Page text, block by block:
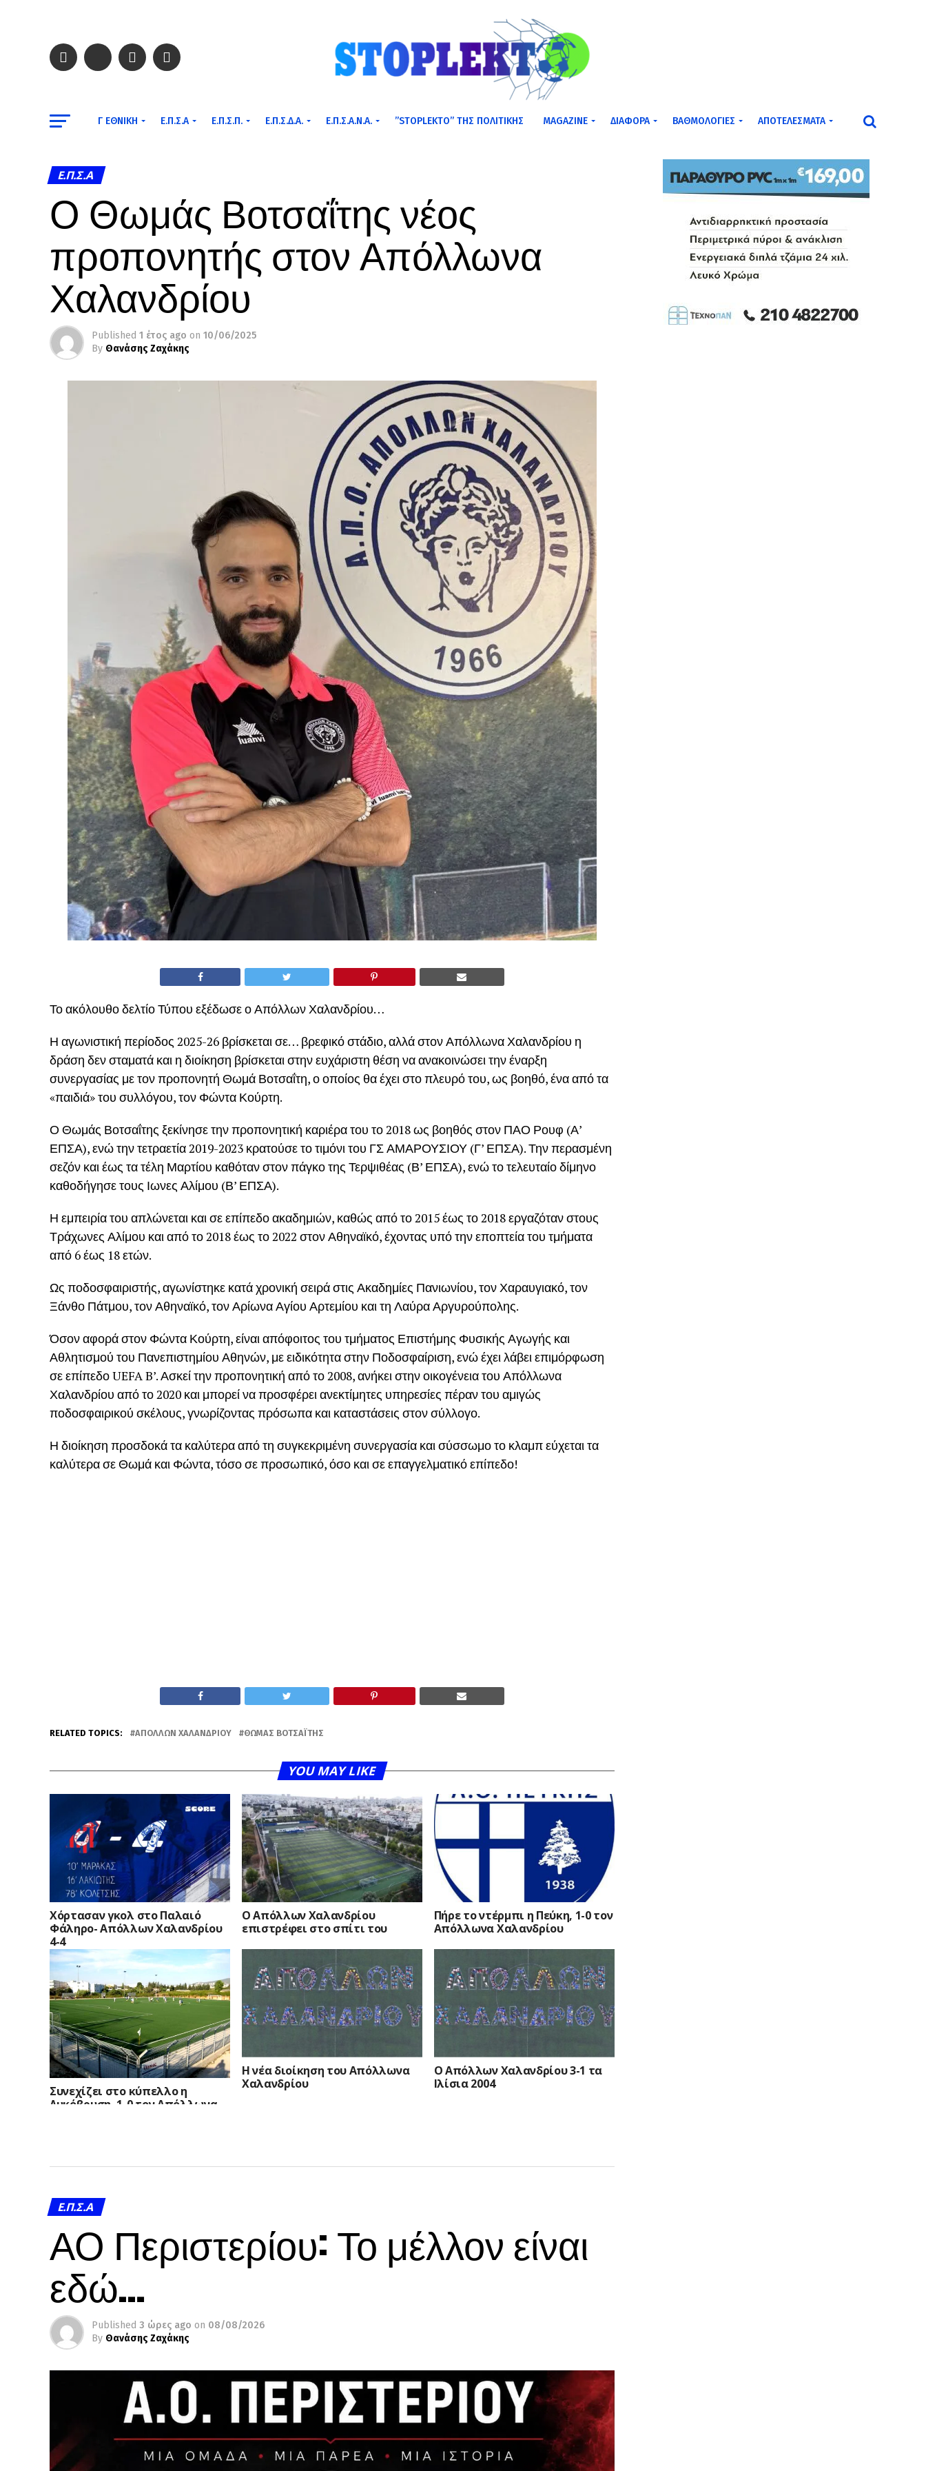
Γ ΕΘΝΙΚΉ Ε.Π.Σ.Α Ε.Π.Σ.Π. Ε.Π.Σ.Δ.Α. Ε.Π.Σ.Α.Ν.Α. ”STOPLEKTO” ΤΗΣ ΠΟΛΙΤΙΚΗΣ MAGAZINE ΔΙΆΦΟΡΑ ΒΑΘΜΟΛΟΓΊΕΣ ΑΠΟΤΕΛΈΣΜΑΤΑ
Ε.Π.Σ.Α
Ο Θωμάς Βοτσαΐτης νέος
προπονητής στον Απόλλωνα
Χαλανδρίου
Published 1 έτος ago on 10/06/2025
By Θανάσης Ζαχάκης
Το ακόλουθο δελτίο Τύπου εξέδωσε ο Απόλλων Χαλανδρίου…
Η αγωνιστική περίοδος 2025-26 βρίσκεται σε… βρεφικό στάδιο, αλλά στον Απόλλωνα Χαλανδρίου η
δράση δεν σταματά και η διοίκηση βρίσκεται στην ευχάριστη θέση να ανακοινώσει την έναρξη
συνεργασίας με τον προπονητή Θωμά Βοτσαΐτη, ο οποίος θα έχει στο πλευρό του, ως βοηθό, ένα από τα
«παιδιά» του συλλόγου, τον Φώντα Κούρτη.
Ο Θωμάς Βοτσαΐτης ξεκίνησε την προπονητική καριέρα του το 2018 ως βοηθός στον ΠΑΟ Ρουφ (Α’
ΕΠΣΑ), ενώ την τετραετία 2019-2023 κρατούσε το τιμόνι του ΓΣ ΑΜΑΡΟΥΣΙΟΥ (Γ’ ΕΠΣΑ). Την περασμένη
σεζόν και έως τα τέλη Μαρτίου καθόταν στον πάγκο της Τερψιθέας (Β’ ΕΠΣΑ), ενώ το τελευταίο δίμηνο
καθοδήγησε τους Ιωνες Αλίμου (Β’ ΕΠΣΑ).
Η εμπειρία του απλώνεται και σε επίπεδο ακαδημιών, καθώς από το 2015 έως το 2018 εργαζόταν στους
Τράχωνες Αλίμου και από το 2018 έως το 2022 στον Αθηναϊκό, έχοντας υπό την εποπτεία του τμήματα
από 6 έως 18 ετών.
Ως ποδοσφαιριστής, αγωνίστηκε κατά χρονική σειρά στις Ακαδημίες Πανιωνίου, τον Χαραυγιακό, τον
Ξάνθο Πάτμου, τον Αθηναϊκό, τον Αρίωνα Αγίου Αρτεμίου και τη Λαύρα Αργυρούπολης.
Όσον αφορά στον Φώντα Κούρτη, είναι απόφοιτος του τμήματος Επιστήμης Φυσικής Αγωγής και
Αθλητισμού του Πανεπιστημίου Αθηνών, με ειδικότητα στην Ποδοσφαίριση, ενώ έχει λάβει επιμόρφωση
σε επίπεδο UEFA B’. Ασκεί την προπονητική από το 2008, ανήκει στην οικογένεια του Απόλλωνα
Χαλανδρίου από το 2020 και μπορεί να προσφέρει ανεκτίμητες υπηρεσίες πέραν του αμιγώς
ποδοσφαιρικού σκέλους, γνωρίζοντας πρόσωπα και καταστάσεις στον σύλλογο.
Η διοίκηση προσδοκά τα καλύτερα από τη συγκεκριμένη συνεργασία και σύσσωμο το κλαμπ εύχεται τα
καλύτερα σε Θωμά και Φώντα, τόσο σε προσωπικό, όσο και σε επαγγελματικό επίπεδο!
RELATED TOPICS: ΑΠΌΛΛΩΝ ΧΑΛΑΝΔΡΊΟΥ ΘΩΜΆΣ ΒΟΤΣΑΪ́ΤΗΣ
YOU MAY LIKE
Χόρτασαν γκολ στο Παλαιό
Φάληρο- Απόλλων Χαλανδρίου
4-4
Ο Απόλλων Χαλανδρίου
επιστρέφει στο σπίτι του
Πήρε το ντέρμπι η Πεύκη, 1-0 τον
Απόλλωνα Χαλανδρίου
Συνεχίζει στο κύπελλο η
Λυκόβρυση, 1-0 τον Απόλλωνα
Η νέα διοίκηση του Απόλλωνα
Χαλανδρίου
Ο Απόλλων Χαλανδρίου 3-1 τα
Ιλίσια 2004
Ε.Π.Σ.Α
ΑΟ Περιστερίου: Το μέλλον είναι
εδώ…
Published 3 ώρες ago on 08/08/2026
By Θανάσης Ζαχάκης